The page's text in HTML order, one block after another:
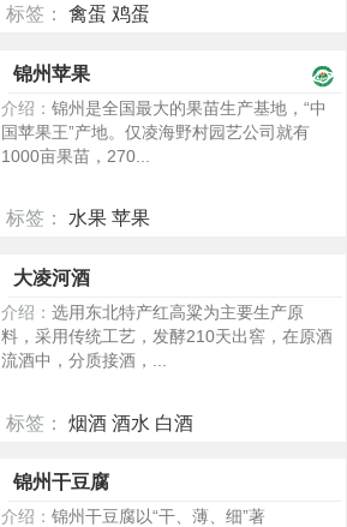
标签： 禽蛋 鸡蛋
锦州苹果
介绍： 锦州是全国最大的果苗生产基地，“中
国苹果王”产地。仅凌海野村园艺公司就有
1000亩果苗，270...
标签： 水果 苹果
大凌河酒
介绍： 选用东北特产红高粱为主要生产原
料，采用传统工艺，发酵210天出窖，在原酒
流酒中，分质接酒，...
标签： 烟酒 酒水 白酒
锦州干豆腐
介绍： 锦州干豆腐以“干、薄、细”著